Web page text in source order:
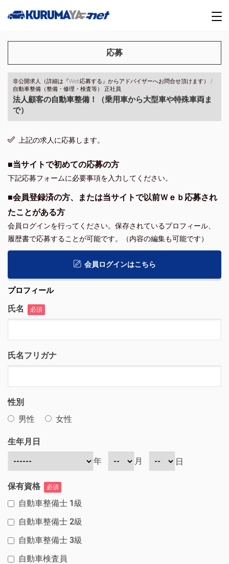
応募
非公開求人（詳細は『Web応募する』からアドバイザーへお問合せ頂けます） /
自動車整備（整備・修理・検査等） 正社員
法人顧客の自動車整備！（乗用車から大型車や特殊車両ま
で）
上記の求人に応募します。
■当サイトで初めての応募の方
下記応募フォームに必要事項を入力してください。
■会員登録済の方、または当サイトで以前Ｗｅｂ応募され
たことがある方
会員ログインを行ってください。保存されているプロフィール、
履歴書で応募することが可能です。（内容の編集も可能です）
会員ログインはこちら
プロフィール
氏名 必須
氏名フリガナ
性別
男性
女性
生年月日
年 月 日
保有資格 必須
自動車整備士 1級
自動車整備士 2級
自動車整備士 3級
自動車検査員